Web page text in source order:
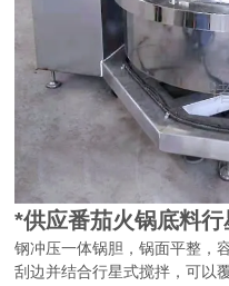
*供应番茄火锅底料
钢冲压一体锅胆，锅面平整，
刮边并结合行星式搅拌，可以